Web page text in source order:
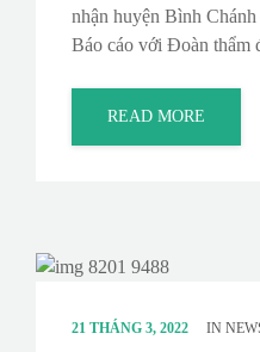
nhận huyện Bình
Báo cáo với Đoàn thẩm
READ MORE
21 THÁNG 3, 2022 IN